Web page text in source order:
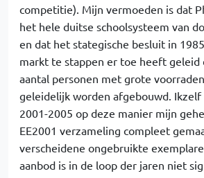
competitie). Mijn vermoeden is dat
het hele duitse schoolsysteem van
en dat het stategische besluit in
markt te stappen er toe heeft geleid
aantal personen met grote
geleidelijk worden afgebouwd.
2001-2005 op deze manier mijn
EE2001 verzameling compleet
verscheidene ongebruikte
aanbod is in de loop der jaren niet